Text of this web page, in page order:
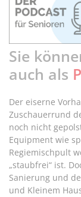
Sie
auch als
Der eiserne
Zuschauerrund
noch nicht
Equipment wie
Regiemischpult
„staubfrei“ ist.
Sanierung und
und Kleinem